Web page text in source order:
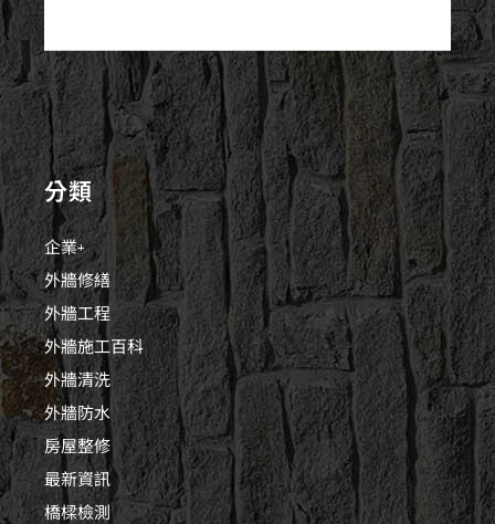
分類
企業+
外牆修繕
外牆工程
外牆施工百科
外牆清洗
外牆防水
房屋整修
最新資訊
橋樑檢測